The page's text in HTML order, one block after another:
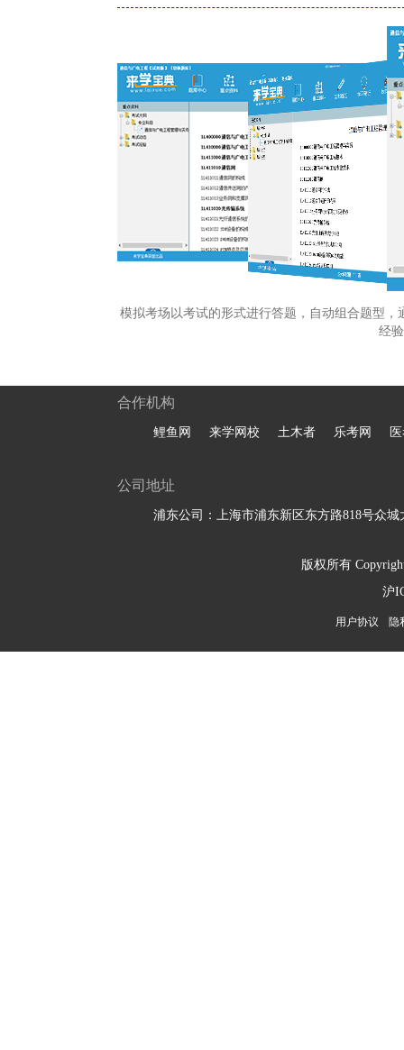
模拟考场以考试的形式进行答题，自动组合题型
经
合作机构
鲤鱼网 来学网校 土木者 乐考网
公司地址
浦东公司：上海市浦东新区东方路818号众城
版权所有
沪
用户协议 隐